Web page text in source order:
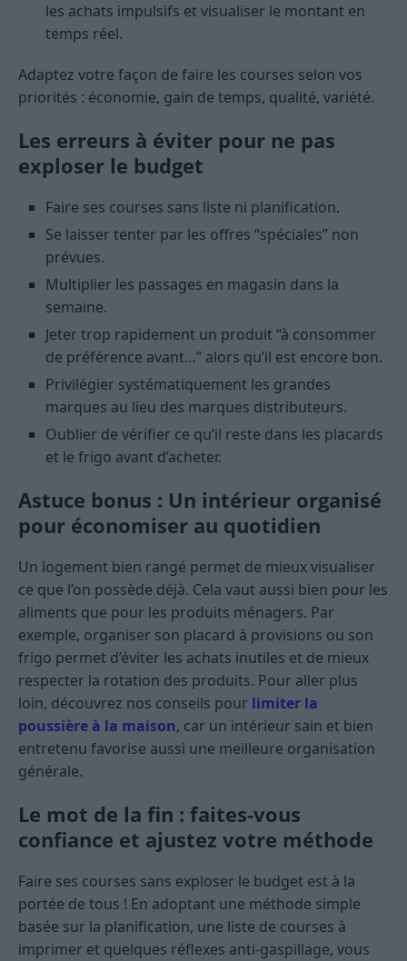
les achats impulsifs et visualiser le montant en
temps réel.
Adaptez votre façon de faire les courses selon vos
priorités : économie, gain de temps, qualité, variété.
Les erreurs à éviter pour ne pas
exploser le budget
Faire ses courses sans liste ni planification.
Se laisser tenter par les offres “spéciales” non
prévues.
Multiplier les passages en magasin dans la
semaine.
Jeter trop rapidement un produit “à consommer
de préférence avant…” alors qu’il est encore bon.
Privilégier systématiquement les grandes
marques au lieu des marques distributeurs.
Oublier de vérifier ce qu’il reste dans les placards
et le frigo avant d’acheter.
Astuce bonus : Un intérieur organisé
pour économiser au quotidien
Un logement bien rangé permet de mieux visualiser
ce que l’on possède déjà. Cela vaut aussi bien pour les
aliments que pour les produits ménagers. Par
exemple, organiser son placard à provisions ou son
frigo permet d’éviter les achats inutiles et de mieux
respecter la rotation des produits. Pour aller plus
loin, découvrez nos conseils pour limiter la
poussière à la maison, car un intérieur sain et bien
entretenu favorise aussi une meilleure organisation
générale.
Le mot de la fin : faites-vous
confiance et ajustez votre méthode
Faire ses courses sans exploser le budget est à la
portée de tous ! En adoptant une méthode simple
basée sur la planification, une liste de courses à
imprimer et quelques réflexes anti-gaspillage, vous